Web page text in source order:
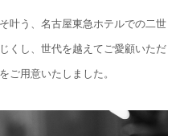
叶う、名古屋東急ホテルでの二世
くし、世代を越えてご愛顧いただ
ご用意いたしました。